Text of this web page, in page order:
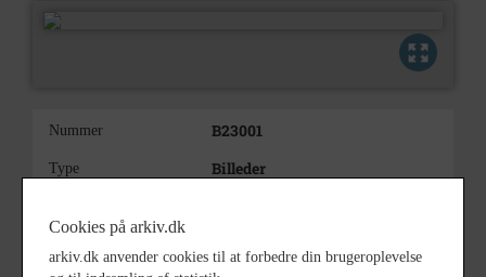
Nummer B23001
Type Billeder
Årstal 1972
Cookies på arkiv.dk
arkiv.dk anvender cookies til at forbedre din brugeroplevelse